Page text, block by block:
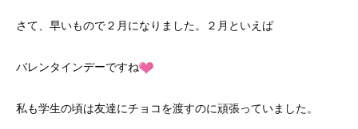
さて、早いもので２月になりました。２月といえば
バレンタインデーですね
私も学生の頃は友達にチョコを渡すのに頑張っていました。